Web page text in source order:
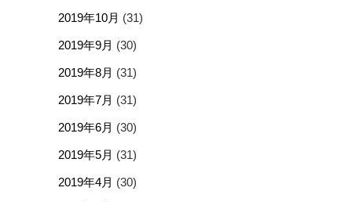
2019年10月 (31)
2019年9月 (30)
2019年8月 (31)
2019年7月 (31)
2019年6月 (30)
2019年5月 (31)
2019年4月 (30)